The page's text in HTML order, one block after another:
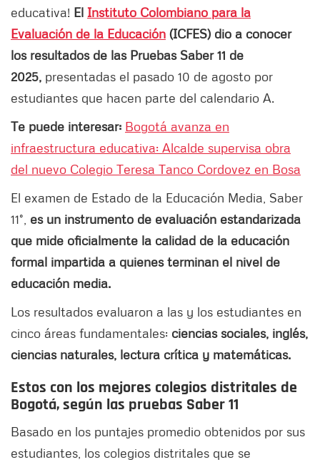
educativa! El Instituto Colombiano para la
Evaluación de la Educación (ICFES) dio a conocer
los resultados de las Pruebas Saber 11 de
2025, presentadas el pasado 10 de agosto por
estudiantes que hacen parte del calendario A.
Te puede interesar: Bogotá avanza en
infraestructura educativa: Alcalde supervisa obra
del nuevo Colegio Teresa Tanco Cordovez en Bosa
El examen de Estado de la Educación Media, Saber
11°, es un instrumento de evaluación estandarizada
que mide oficialmente la calidad de la educación
formal impartida a quienes terminan el nivel de
educación media.
Los resultados evaluaron a las y los estudiantes en
cinco áreas fundamentales: ciencias sociales, inglés,
ciencias naturales, lectura crítica y matemáticas.
Estos con los mejores colegios distritales de
Bogotá, según las pruebas Saber 11
Basado en los puntajes promedio obtenidos por sus
estudiantes, los colegios distritales que se